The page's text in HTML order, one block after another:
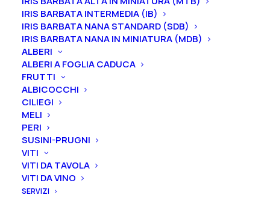
IRIS BARBATA INTERMEDIA (IB)
IRIS BARBATA NANA STANDARD (SDB)
IRIS BARBATA NANA IN MINIATURA (MDB)
ALBERI
ALBERI A FOGLIA CADUCA
FRUTTI
ALBICOCCHI
CILIEGI
MELI
PERI
SUSINI-PRUGNI
VITI
VITI DA TAVOLA
VITI DA VINO
SERVIZI
30,00€
La peonia Officinalis “Anemoniflora” ha un fiore
anemone giapponese, rosso-violaceo, con stami
arancio-dorati. Il profumo è leggero e la fioritura è
precoce.
Ti ricordiamo che le nostre peonie vengono
vendute in vaso, con un apparato radicale ben
affrancato e differente in base alla dimensione della
pianta.
2-3 gemme equivale ad un vaso 16/18/20 cm